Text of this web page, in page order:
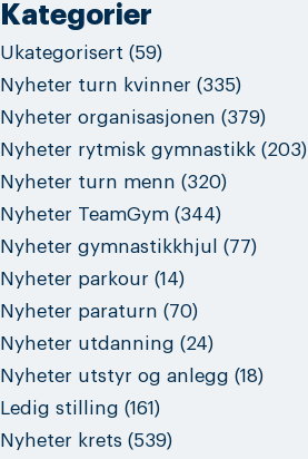
Kategorier
Ukategorisert (59)
Nyheter turn kvinner (335)
Nyheter organisasjonen (379)
Nyheter rytmisk gymnastikk (203)
Nyheter turn menn (320)
Nyheter TeamGym (344)
Nyheter gymnastikkhjul
(77)
Nyheter parkour (14)
Nyheter paraturn (70)
Nyheter utdanning (24)
Nyheter utstyr og anlegg (18)
Ledig stilling (161)
Nyheter krets (539)